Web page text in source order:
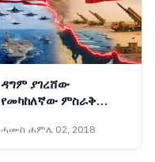
ዳግም ያገረሸው
የመካከለኛው ምስራቅ
ሓሙስ ሐምሌ 02, 2018